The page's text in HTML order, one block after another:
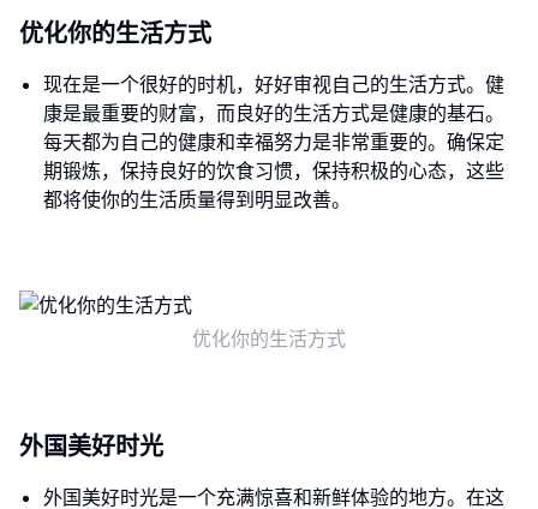
优化你的生活方式
现在是一个很好的时机，好好审视自己的生活方式。健
康是最重要的财富，而良好的生活方式是健康的基石。
每天都为自己的健康和幸福努力是非常重要的。确保定
期锻炼，保持良好的饮食习惯，保持积极的心态，这些
都将使你的生活质量得到明显改善。
优化你的生活方式
外国美好时光
外国美好时光是一个充满惊喜和新鲜体验的地方。在这